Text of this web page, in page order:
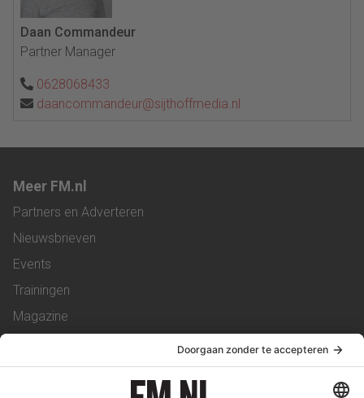
Daan Commandeur
Partner Manager
0628068433
daancommandeur@sijthoffmedia.nl
Meer FM.nl
Partners en Adverteren
Nieuwsbrieven
Events
Trainingen
Magazine
Service & Contact